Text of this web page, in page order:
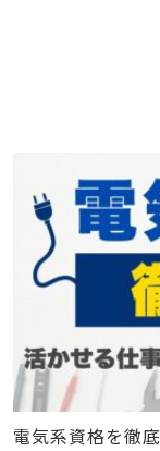
電気系資格を徹